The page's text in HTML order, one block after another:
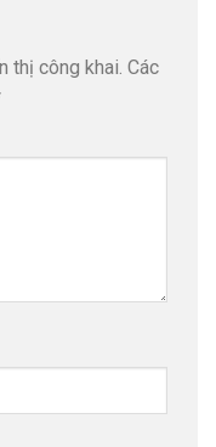
thị công khai. Các